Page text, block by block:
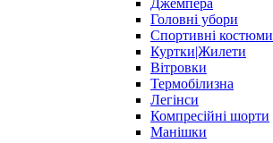
Джемпера
Головні убори
Спортивні костюми
Куртки|Жилети
Вітровки
Термобілизна
Легінси
Компресійні шорти
Манішки